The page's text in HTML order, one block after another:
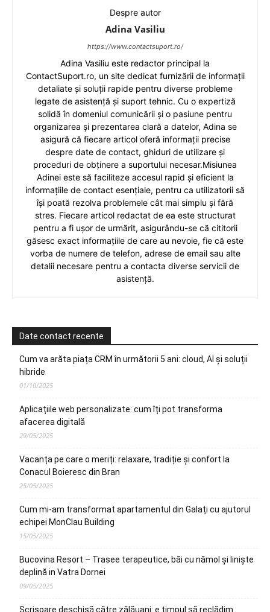
Despre autor
Adina Vasiliu
https://www.contactsuport.ro/
Adina Vasiliu este redactor principal la
ContactSuport.ro, un site dedicat furnizării de informații
detaliate și soluții rapide pentru diverse probleme
legate de asistență și suport tehnic. Cu o expertiză
solidă în domeniul comunicării și o pasiune pentru
organizarea și prezentarea clară a datelor, Adina se
asigură că fiecare articol oferă informații precise
despre date de contact, ghiduri de utilizare și
proceduri de obținere a suportului necesar.Misiunea
Adinei este să faciliteze accesul rapid și eficient la
informațiile de contact esențiale, pentru ca utilizatorii să
își poată rezolva problemele cât mai simplu și fără
stres. Fiecare articol redactat de ea este structurat
pentru a fi ușor de urmărit, asigurându-se că cititorii
găsesc exact informațiile de care au nevoie, fie că este
vorba de numere de telefon, adrese de email sau alte
detalii necesare pentru a contacta diverse servicii de
asistență.
Date contact recente
Cum va arăta piața CRM în următorii 5 ani: cloud, AI și soluții
hibride
01/10/2025
Aplicațiile web personalizate: cum îți pot transforma
afacerea digitală
29/05/2025
Vacanța pe care o meriți: relaxare, tradiție și confort la
Conacul Boieresc din Bran
25/05/2025
Cum mi-am transformat apartamentul din Galați cu ajutorul
echipei MonClau Building
15/05/2025
Bucovina Resort – Trasee terapeutice, băi cu nămol și liniște
deplină in Vatra Dornei
09/05/2025
Scrisoare deschisă către zălăuani: e timpul să reclădim